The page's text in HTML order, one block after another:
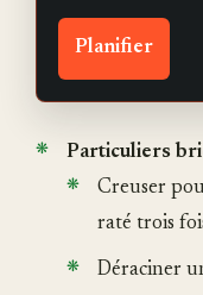
Planifier
Particuliers
Creuser
raté trois
Déraciner